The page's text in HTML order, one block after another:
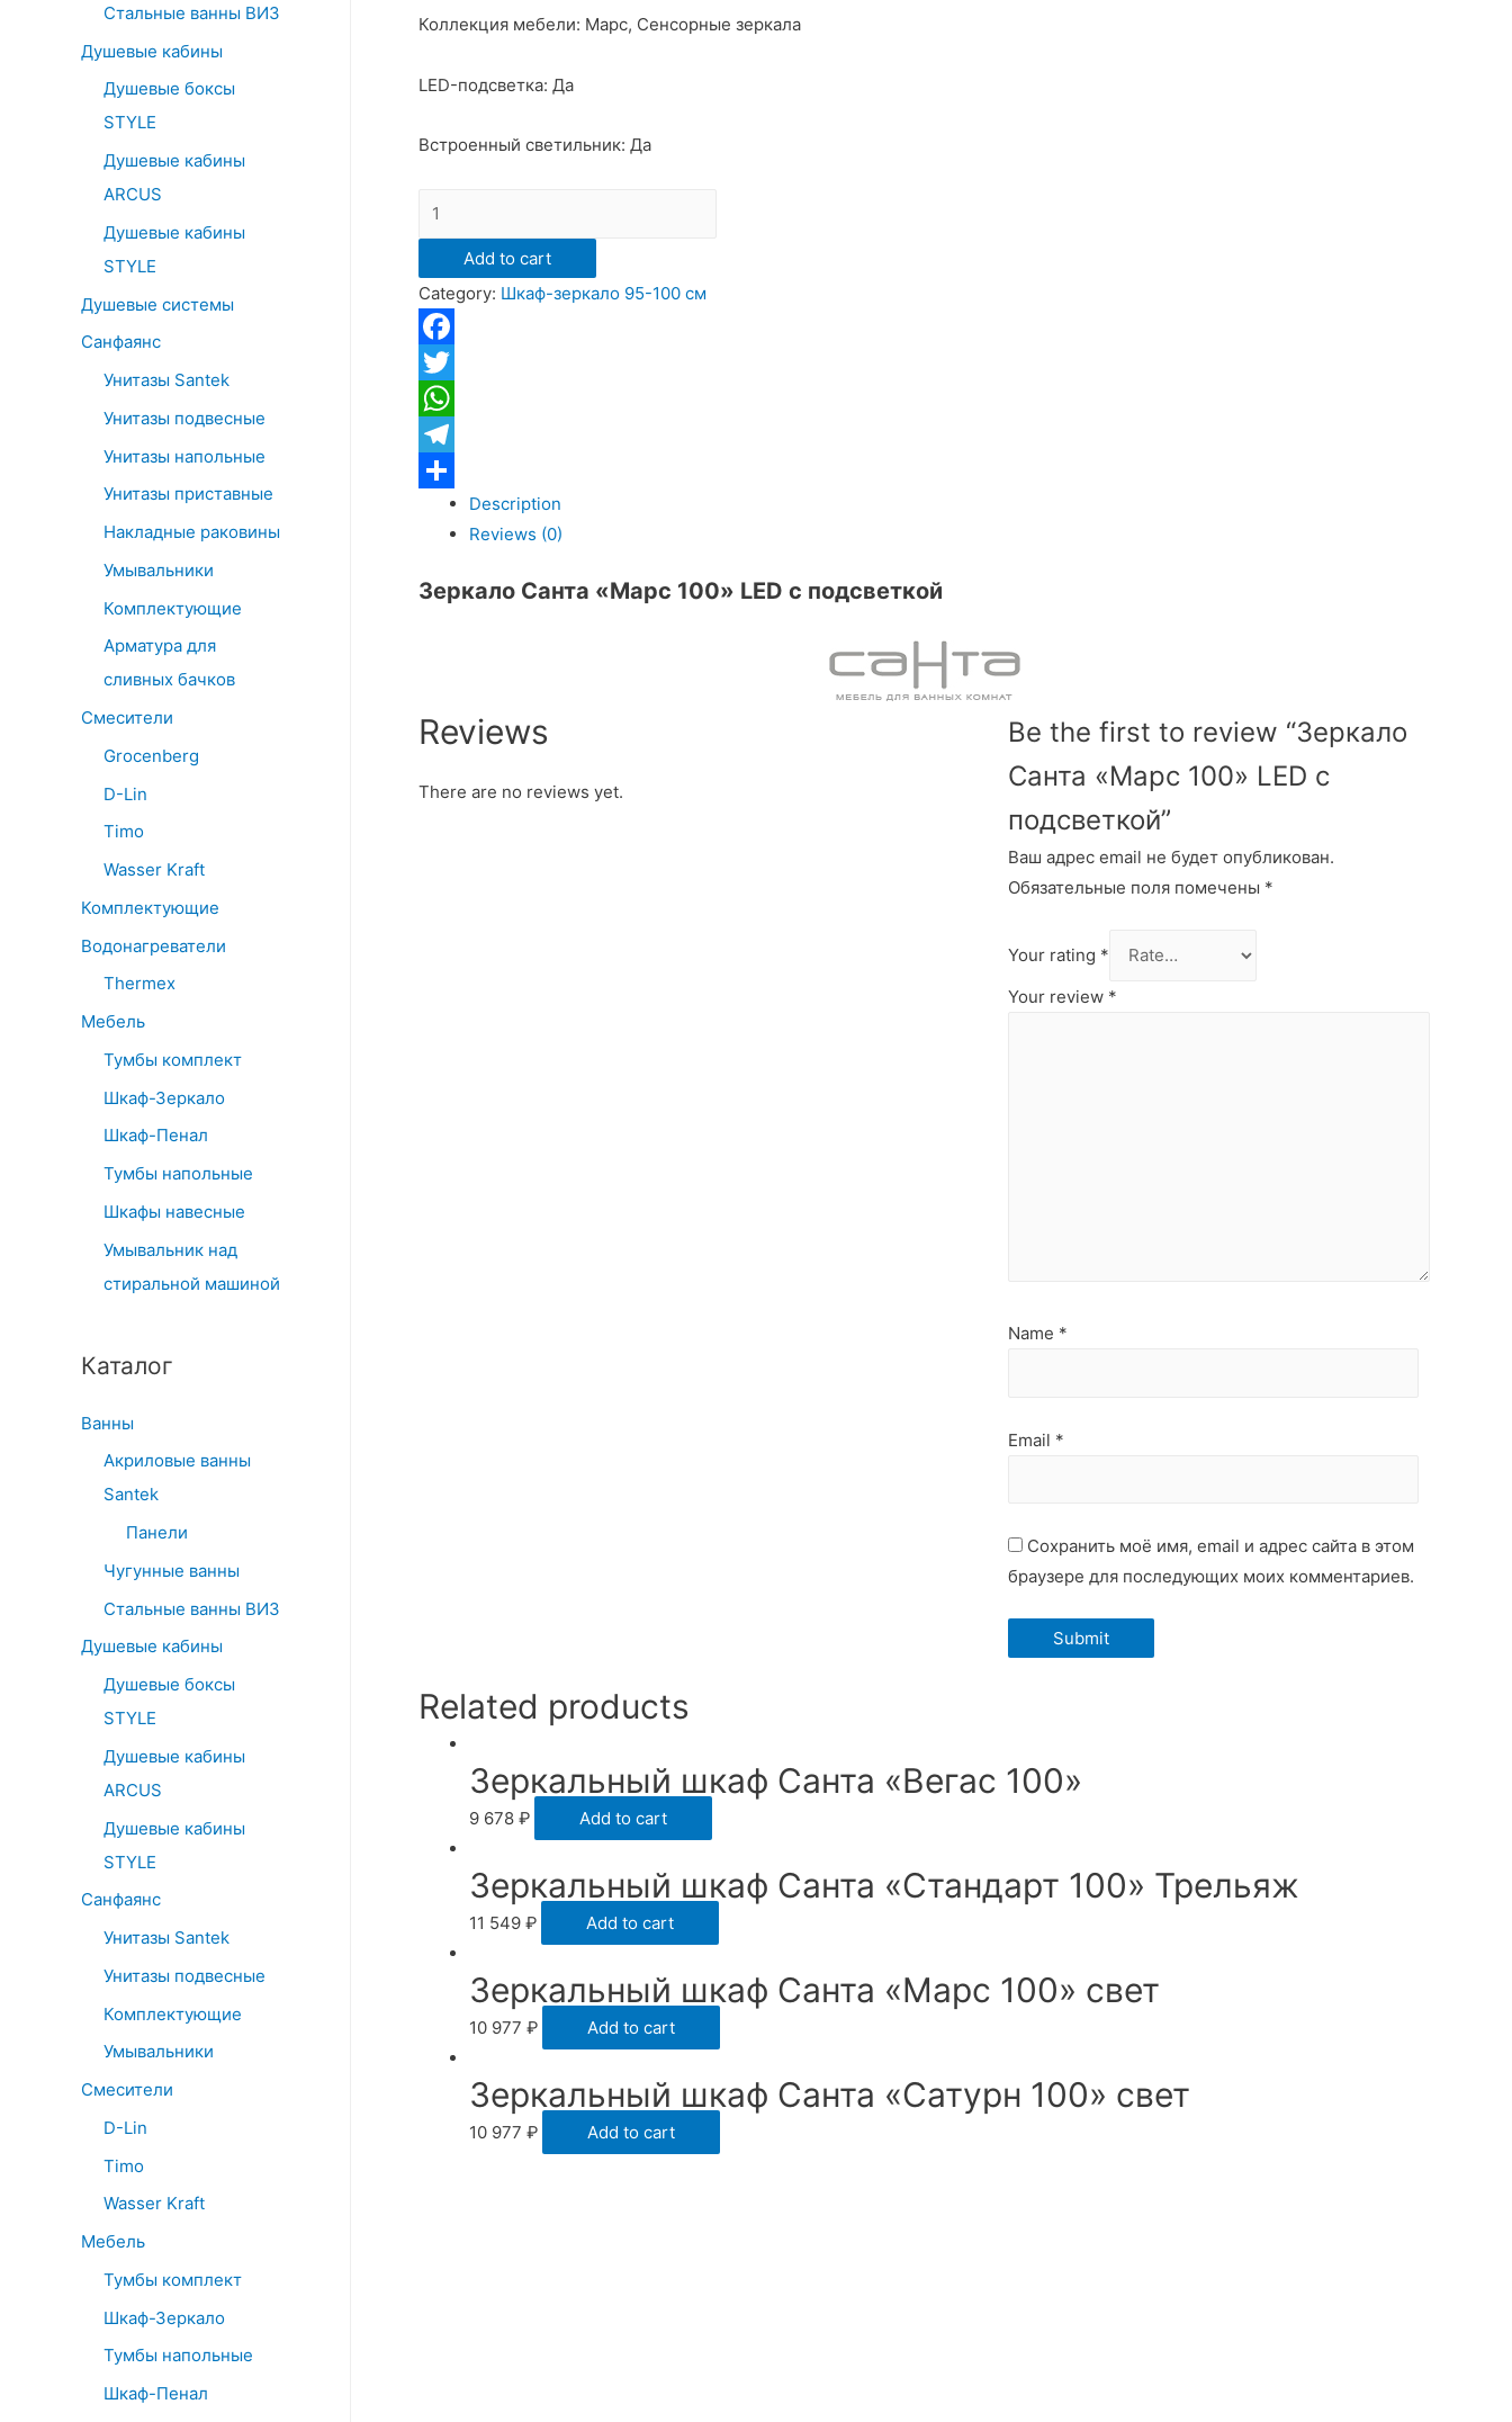
Стальные ванны ВИЗ
Душевые кабины
Душевые боксы
STYLE
Душевые кабины
ARCUS
Душевые кабины
STYLE
Душевые системы
Санфаянс
Унитазы Santek
Унитазы подвесные
Унитазы напольные
Унитазы приставные
Накладные раковины
Умывальники
Комплектующие
Арматура для
сливных бачков
Смесители
Grocenberg
D-Lin
Timo
Wasser Kraft
Комплектующие
Водонагреватели
Thermex
Мебель
Тумбы комплект
Шкаф-Зеркало
Шкаф-Пенал
Тумбы напольные
Шкафы навесные
Умывальник над
стиральной машиной
Каталог
Ванны
Акриловые ванны
Santek
Панели
Чугунные ванны
Стальные ванны ВИЗ
Душевые кабины
Душевые боксы
STYLE
Душевые кабины
ARCUS
Душевые кабины
STYLE
Санфаянс
Унитазы Santek
Унитазы подвесные
Комплектующие
Умывальники
Смесители
D-Lin
Timo
Wasser Kraft
Мебель
Тумбы комплект
Шкаф-Зеркало
Тумбы напольные
Шкаф-Пенал
Коллекция мебели: Марс, Сенсорные зеркала
LED-подсветка: Да
Встроенный светильник: Да
Зеркало
Санта
"Марс
100"
LED
с
подсветкой
quantity
Add to cart
Category: Шкаф-зеркало 95-100 см
Facebook
Twitter
WhatsApp
Telegram
ОтправитьDescription
Reviews (0)
Зеркало Санта «Марс 100» LED с подсветкой
Reviews
There are no reviews yet.
Be the first to review “Зеркало
Санта «Марс 100» LED с
подсветкой”
Ваш адрес email не будет опубликован.
Обязательные поля помечены *
Your rating *
Your review *
Name *
Email *
Сохранить моё имя, email и адрес сайта в этом
браузере для последующих моих комментариев.
Related products
Зеркальный шкаф Санта «Вегас 100»
9 678 ₽ Add to cart
Зеркальный шкаф Санта «Стандарт 100» Трельяж
11 549 ₽ Add to cart
Зеркальный шкаф Санта «Марс 100» свет
10 977 ₽ Add to cart
Зеркальный шкаф Санта «Сатурн 100» свет
10 977 ₽ Add to cart